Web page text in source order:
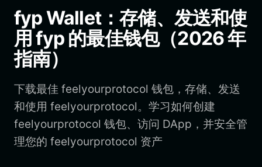
Português (Portugal)
Bahasa Indonesia
ภาษาไทย
हिन्दी
Português (Brasil)
Español (Argentina)
fyp Wallet：存储、发送和使
用 fyp 的最佳钱包（2026 年
指南）
下载最佳 feelyourprotocol 钱包，存储、发送
和使用 feelyourprotocol。学习如何创建
feelyourprotocol 钱包、访问 DApp，并安全管
理您的 feelyourprotocol 资产